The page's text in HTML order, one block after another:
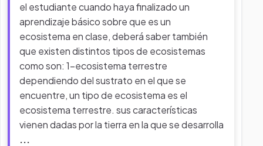
el estudiante cuando haya finalizado un
aprendizaje básico sobre que es un
ecosistema en clase, deberá saber también
que existen distintos tipos de ecosistemas
como son: 1-ecosistema terrestre
dependiendo del sustrato en el que se
encuentre, un tipo de ecosistema es el
ecosistema terrestre. sus características
vienen dadas por la tierra en la que se desarrolla
...